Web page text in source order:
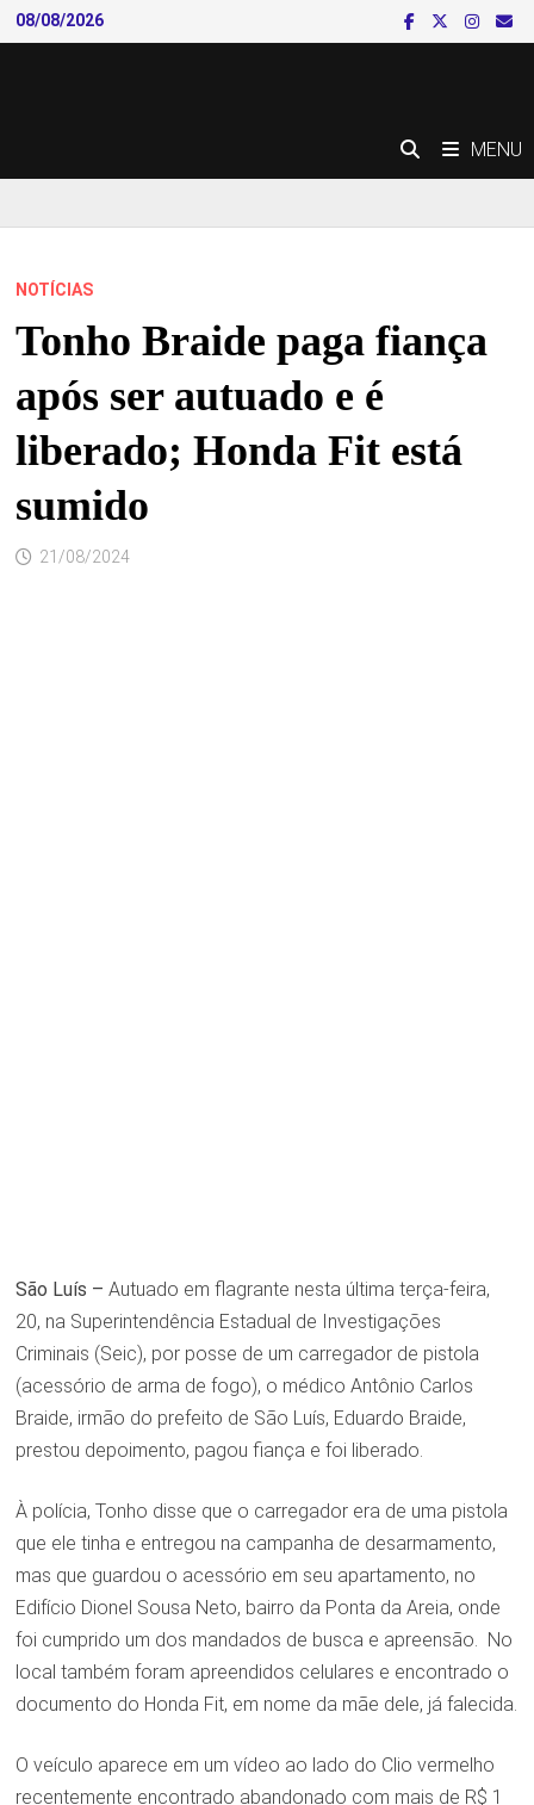
Skip
to
08/08/2026
MENU
NOTÍCIAS
Tonho Braide paga fiança
após ser autuado e é
liberado; Honda Fit está
sumido
21/08/2024
São Luís – Autuado em flagrante nesta última terça-feira,
20, na Superintendência Estadual de Investigações
Criminais (Seic), por posse de um carregador de pistola
(acessório de arma de fogo), o médico Antônio Carlos
Braide, irmão do prefeito de São Luís, Eduardo Braide,
prestou depoimento, pagou fiança e foi liberado.
À polícia, Tonho disse que o carregador era de uma pistola
que ele tinha e entregou na campanha de desarmamento,
mas que guardou o acessório em seu apartamento, no
Edifício Dionel Sousa Neto, bairro da Ponta da Areia, onde
foi cumprido um dos mandados de busca e apreensão. No
local também foram apreendidos celulares e encontrado o
documento do Honda Fit, em nome da mãe dele, já falecida.
O veículo aparece em um vídeo ao lado do Clio vermelho
recentemente encontrado abandonado com mais de R$ 1